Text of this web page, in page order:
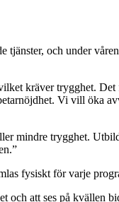
och under
kräver trygghet.
Vi vill öka
mindre trygghet.
fysiskt för varje
och att ses på kvällen